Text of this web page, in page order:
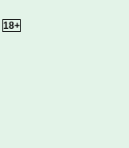
18+